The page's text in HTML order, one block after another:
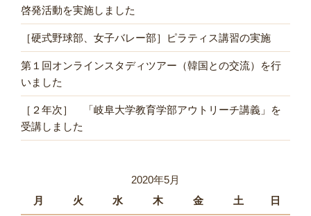
啓発活動を実施しました
［硬式野球部、女子バレー部］ピラティス講習の実施
第１回オンラインスタディツアー（韓国との交流）を行
いました
［２年次］ 「岐阜大学教育学部アウトリーチ講義」を
受講しました
2020年5月
月
火 水 木 金 土 日